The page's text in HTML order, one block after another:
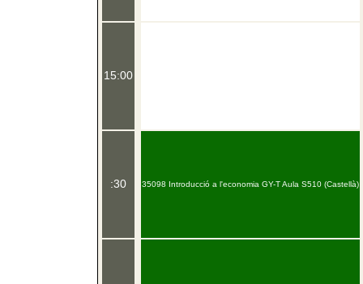
15:00
:30 35098 Introducció a l'economia GY-T Aula S510 (Castellà)